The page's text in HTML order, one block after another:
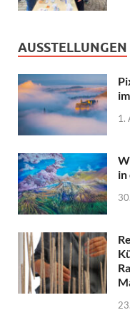
AUSSTELLUNGEN
1.
in